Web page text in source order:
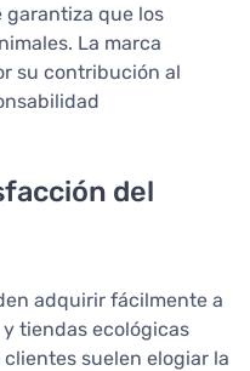
garantiza que los
La marca
su contribución al
del
adquirir fácilmente a
tiendas ecológicas
suelen elogiar la